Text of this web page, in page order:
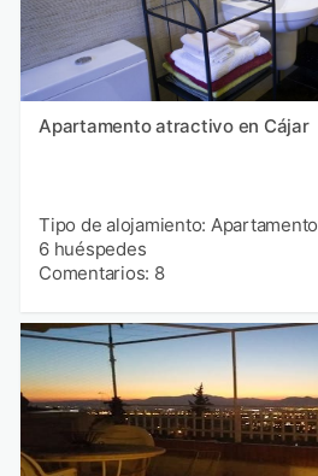
Apartamento atractivo en Cájar
Tipo de alojamiento: Apartamento
6 huéspedes
Comentarios: 8